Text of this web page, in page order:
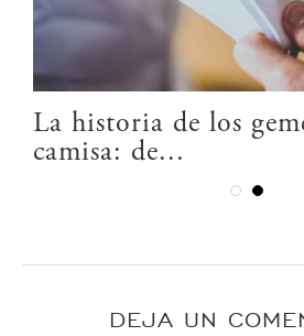
La historia de los
camisa: de...
DEJA UN